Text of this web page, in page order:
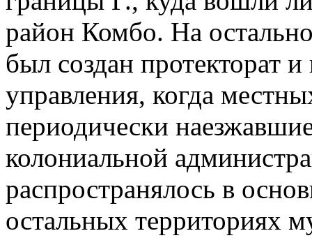
район Комбо. На
был создан протекторат
управления, когда
периодически
колониальной
распространялось в
остальных территориях